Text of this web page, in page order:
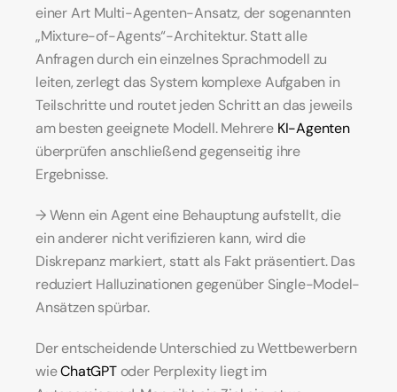
einer Art Multi-Agenten-Ansatz, der sogenannten
„Mixture-of-Agents“-Architektur. Statt alle
Anfragen durch ein einzelnes Sprachmodell zu
leiten, zerlegt das System komplexe Aufgaben in
Teilschritte und routet jeden Schritt an das jeweils
am besten geeignete Modell. Mehrere KI-Agenten
überprüfen anschließend gegenseitig ihre
Ergebnisse.
→ Wenn ein Agent eine Behauptung aufstellt, die
ein anderer nicht verifizieren kann, wird die
Diskrepanz markiert, statt als Fakt präsentiert. Das
reduziert Halluzinationen gegenüber Single-Model-
Ansätzen spürbar.
Der entscheidende Unterschied zu Wettbewerbern
wie ChatGPT oder Perplexity liegt im